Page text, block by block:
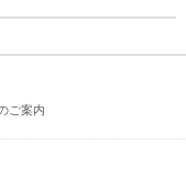
ご案内